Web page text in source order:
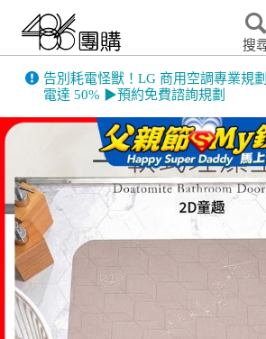
搜
告別耗電怪獸！LG 商用空調專業規
電達 50% ▶預約免費諮詢規劃